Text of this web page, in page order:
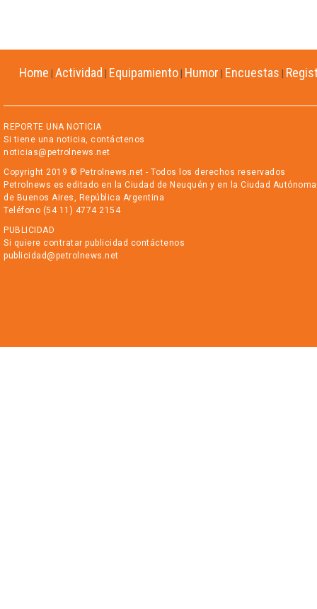
Home Actividad Equipamiento Humor Encuestas
REPORTE UNA NOTICIA
Si tiene una noticia, contáctenos
noticias@petrolnews.net
Copyright 2019 © Petrolnews.net - Todos los derechos reservados
Petrolnews es editado en la Ciudad de Neuquén y en la Ciudad Autónoma
de Buenos Aires, República Argentina
Teléfono (54 11) 4774 2154
PUBLICIDAD
Si quiere contratar publicidad contáctenos
publicidad@petrolnews.net